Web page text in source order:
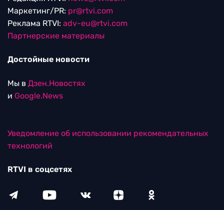
Маркетинг/PR: pr@rtvi.com
Реклама RTVI: adv-eu@rtvi.com
Партнерские материалы
Достойные новости
Мы в Дзен.Новостях
и Google.News
Уведомление об использовании рекомендательных
технологий
RTVI в соцсетях